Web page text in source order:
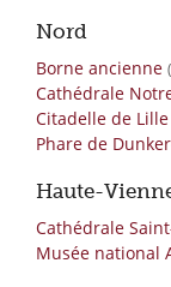
Nord
Borne ancienne
Cathédrale
Citadelle de Lille
Phare de
Haute-
Cathédrale
Musée national